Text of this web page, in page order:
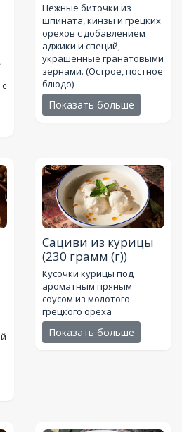
Нежные биточки из
шпината, кинзы и грецких
орехов с добавлением
аджики и специй,
украшенные гранатовыми
зернами. (Острое, постное
блюдо)
Показать больше
Сациви из курицы
(230 грамм (г))
Кусочки курицы под
ароматным пряным
соусом из молотого
грецкого ореха
Показать больше